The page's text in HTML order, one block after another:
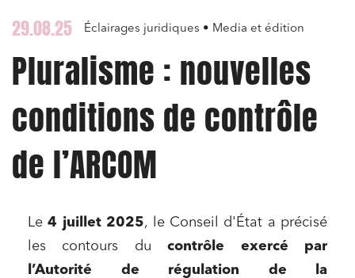
29.08.25 Éclairages juridiques • Media et édition
Pluralisme : nouvelles
conditions de contrôle
de l’ARCOM
Le4 juillet 2025, le Conseil d'État a précisé
les contours ducontrôle exercé par
l’Autorité de régulation de la